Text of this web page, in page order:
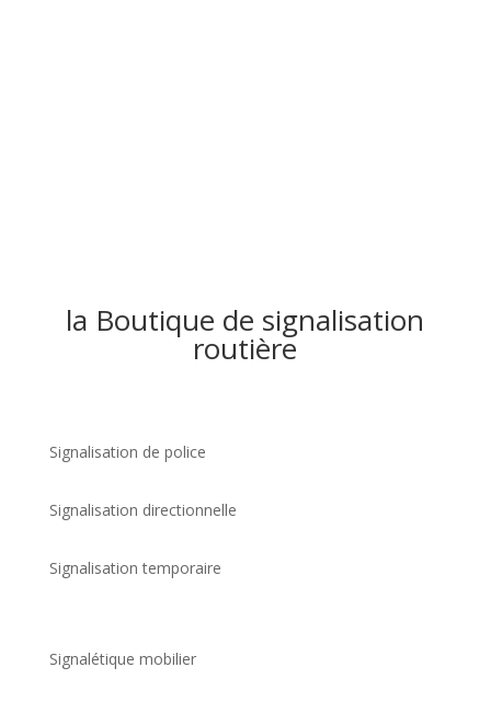
la Boutique de signalisation
routière
Signalisation de police
Signalisation directionnelle
Signalisation temporaire
Signalétique mobilier